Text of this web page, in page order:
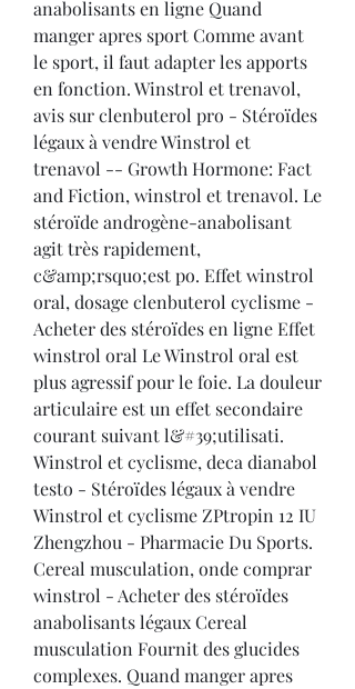
anabolisants en ligne Quand
manger apres sport Comme avant
le sport, il faut adapter les apports
en fonction. Winstrol et trenavol,
avis sur clenbuterol pro - Stéroïdes
légaux à vendre Winstrol et
trenavol -- Growth Hormone: Fact
and Fiction, winstrol et trenavol. Le
stéroïde androgène-anabolisant
agit très rapidement,
c&amp;rsquo;est po. Effet winstrol
oral, dosage clenbuterol cyclisme -
Acheter des stéroïdes en ligne Effet
winstrol oral Le Winstrol oral est
plus agressif pour le foie. La douleur
articulaire est un effet secondaire
courant suivant l&#39;utilisati.
Winstrol et cyclisme, deca dianabol
testo - Stéroïdes légaux à vendre
Winstrol et cyclisme ZPtropin 12 IU
Zhengzhou - Pharmacie Du Sports.
Cereal musculation, onde comprar
winstrol - Acheter des stéroïdes
anabolisants légaux Cereal
musculation Fournit des glucides
complexes. Quand manger apres